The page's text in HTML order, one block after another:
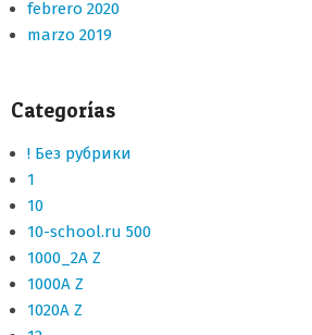
febrero 2020
marzo 2019
Categorías
! Без рубрики
1
10
10-school.ru 500
1000_2A Z
1000A Z
1020A Z